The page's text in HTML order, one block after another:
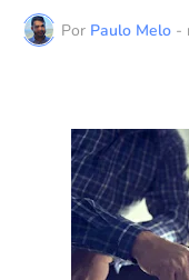
Por Paulo Melo -